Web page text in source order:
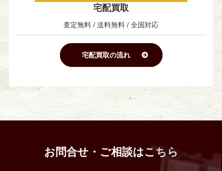
宅配買取
査定無料 / 送料無料 / 全国対応
宅配買取の流れ
お問合せ・ご相談はこちら